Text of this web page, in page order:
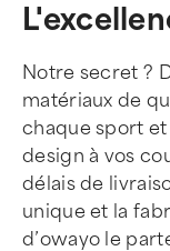
Notre secret ?
matériaux de
chaque sport
design à vos
délais de
unique et la
d’owayo le